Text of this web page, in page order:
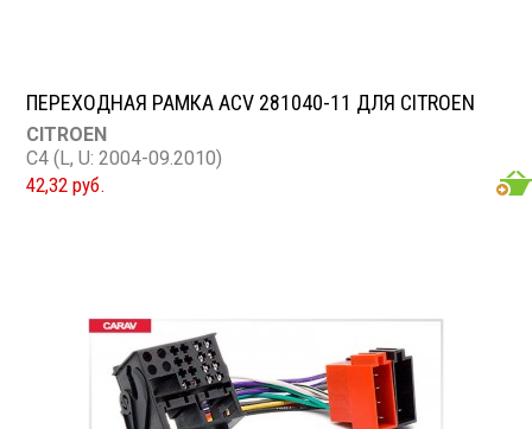
ПЕРЕХОДНАЯ РАМКА ACV 281040-11 ДЛЯ CITROEN
CITROEN
C4 (L, U: 2004-09.2010)
42,32 руб.